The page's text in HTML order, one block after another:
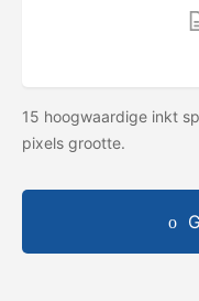
15 hoogwaardige inkt
pixels grootte.